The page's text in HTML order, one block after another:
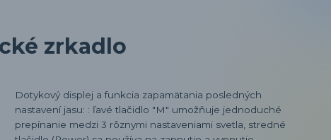
zrkadlo
Dotykový displej a funkcia zapamätania posledných
nastavení jasu: : ľavé tlačidlo "M" umožňuje jednoduché
prepínanie medzi 3 rôznymi nastaveniami svetla, stredné